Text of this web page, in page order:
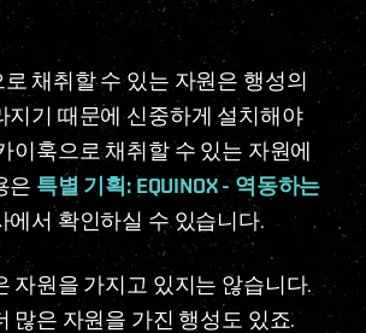
채취할 수 있는 자원은 행성의
지기 때문에 신중하게 설치해야
이훅으로 채취할 수 있는 자원에
은 특별 기획: EQUINOX - 역동하는
에서 확인하실 수 있습니다.
자원을 가지고 있지는 않습니다.
많은 자원을 가진 행성도 있죠.